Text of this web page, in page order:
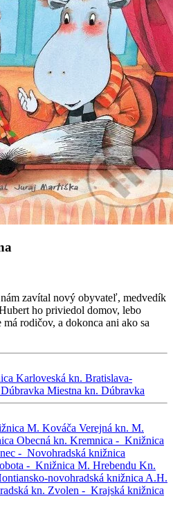
zavítal nový obyvateľ, medvedík
ho priviedol domov, lebo
rodičov, a dokonca ani ako sa
Karloveská kn. Bratislava-
Miestna kn. Dúbravka
M. Kováča Verejná kn. M.
Obecná kn. Kremnica - Knižnica
- Novohradská knižnica
- Knižnica M. Hrebendu Kn.
novohradská knižnica A.H.
kn. Zvolen - Krajská knižnica